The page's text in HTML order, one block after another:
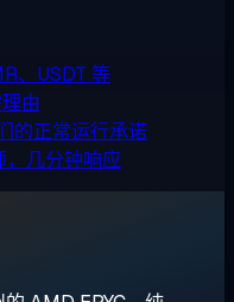
、USDT 等
由
的正常运行承诺
，几分钟响应